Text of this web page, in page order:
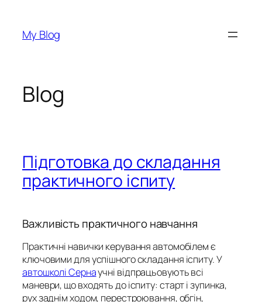
вмісту
My Blog
Blog
Підготовка до складання
практичного іспиту
Важливість практичного навчання
Практичні навички керування автомобілем є
ключовими для успішного складання іспиту. У
автошколі Сернаучні відпрацьовують всі
маневри, що входять до іспиту: старт і зупинка,
рух заднім ходом, перестроювання, обгін,